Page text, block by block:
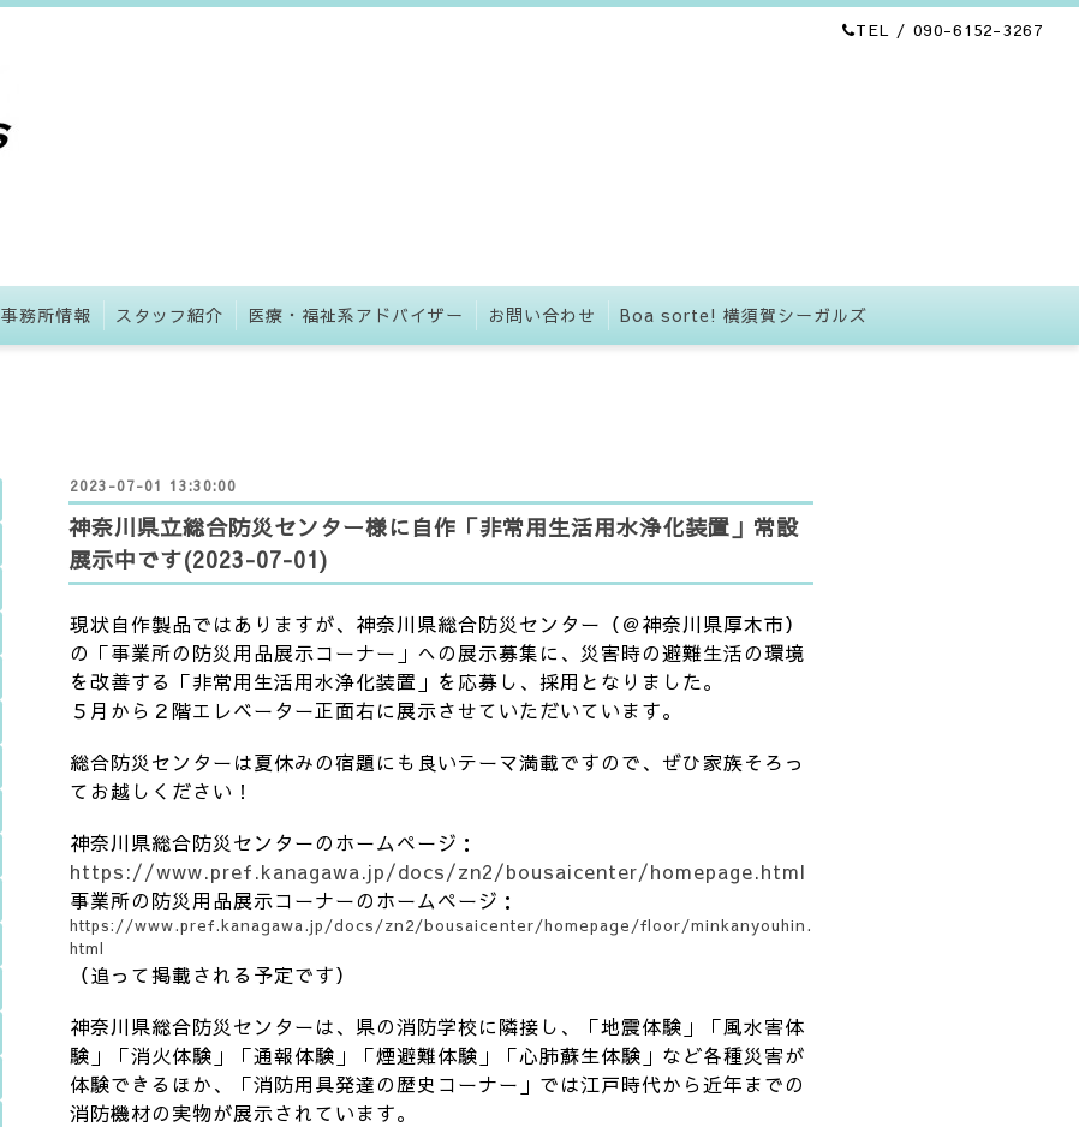
TEL / 090-6152-3267
事務所情報 スタッフ紹介 医療・福祉系アドバイザー お問い合わせ Boa sorte! 横須賀シーガルズ
2023-07-01 13:30:00
神奈川県立総合防災センター様に自作「非常用生活用水浄化装置」常設
展示中です(2023-07-01)
現状自作製品ではありますが、神奈川県総合防災センター（＠神奈川県厚木市）
の「事業所の防災用品展示コーナー」への展示募集に、災害時の避難生活の環境
を改善する「非常用生活用水浄化装置」を応募し、採用となりました。
５月から２階エレベーター正面右に展示させていただいています。
総合防災センターは夏休みの宿題にも良いテーマ満載ですので、ぜひ家族そろっ
てお越しください！
神奈川県総合防災センターのホームページ：
https://www.pref.kanagawa.jp/docs/zn2/bousaicenter/homepage.html
事業所の防災用品展示コーナーのホームページ：
https://www.pref.kanagawa.jp/docs/zn2/bousaicenter/homepage/floor/minkanyouhin.
html
（追って掲載される予定です）
神奈川県総合防災センターは、県の消防学校に隣接し、「地震体験」「風水害体
験」「消火体験」「通報体験」「煙避難体験」「心肺蘇生体験」など各種災害が
体験できるほか、「消防用具発達の歴史コーナー」では江戸時代から近年までの
消防機材の実物が展示されています。